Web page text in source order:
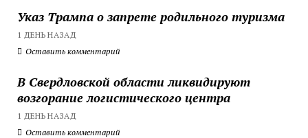
Указ Трампа о запрете родильного туризма
1 ДЕНЬ НАЗАД
Оставить комментарий
В Свердловской области ликвидируют
возгорание логистического центра
1 ДЕНЬ НАЗАД
Оставить комментарий